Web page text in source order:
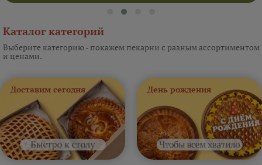
Каталог категорий
Выберите категорию - покажем пекарни с разным ассортиментом
и ценами.
Доставим сегодня День рождения